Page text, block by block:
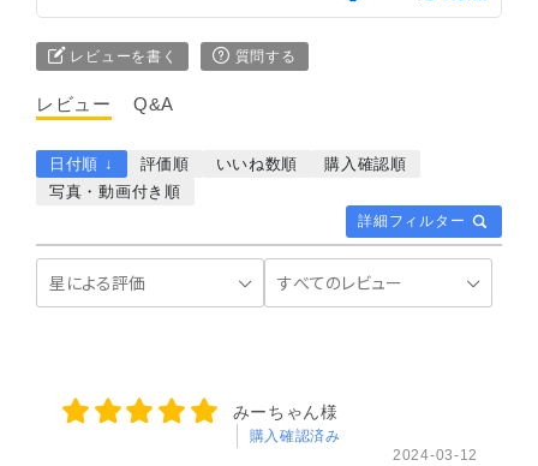
レビューを書く 質問する
レビュー Q&A
詳細フィルター
日付順 ↓ 評価順 いいね数順
購入確認順
写真・動画付き順
みーちゃん様
購入確認済み
2024-03-12